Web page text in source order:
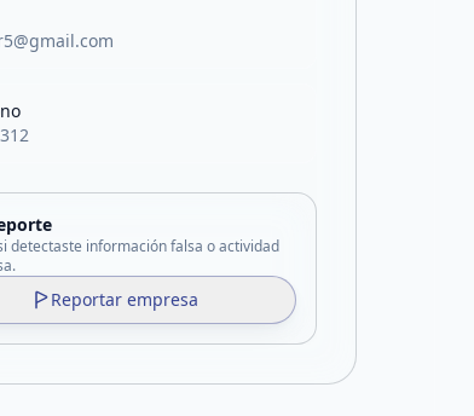
detectaste información falsa o actividad
Reportar empresa